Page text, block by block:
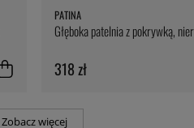
PATINA
Głęboka patelnia z pokrywką,
318 zł
Zobacz więcej